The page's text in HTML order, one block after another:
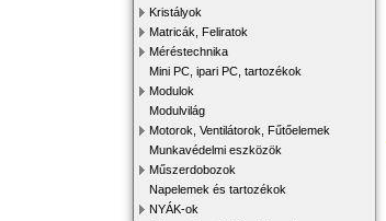
Kristályok
Matricák, Feliratok
Méréstechnika
Mini PC, ipari PC, tartozékok
Modulok
Modulvilág
Motorok, Ventilátorok, Fűtőelemek
Munkavédelmi eszközök
Műszerdobozok
Napelemek és tartozékok
NYÁK-ok